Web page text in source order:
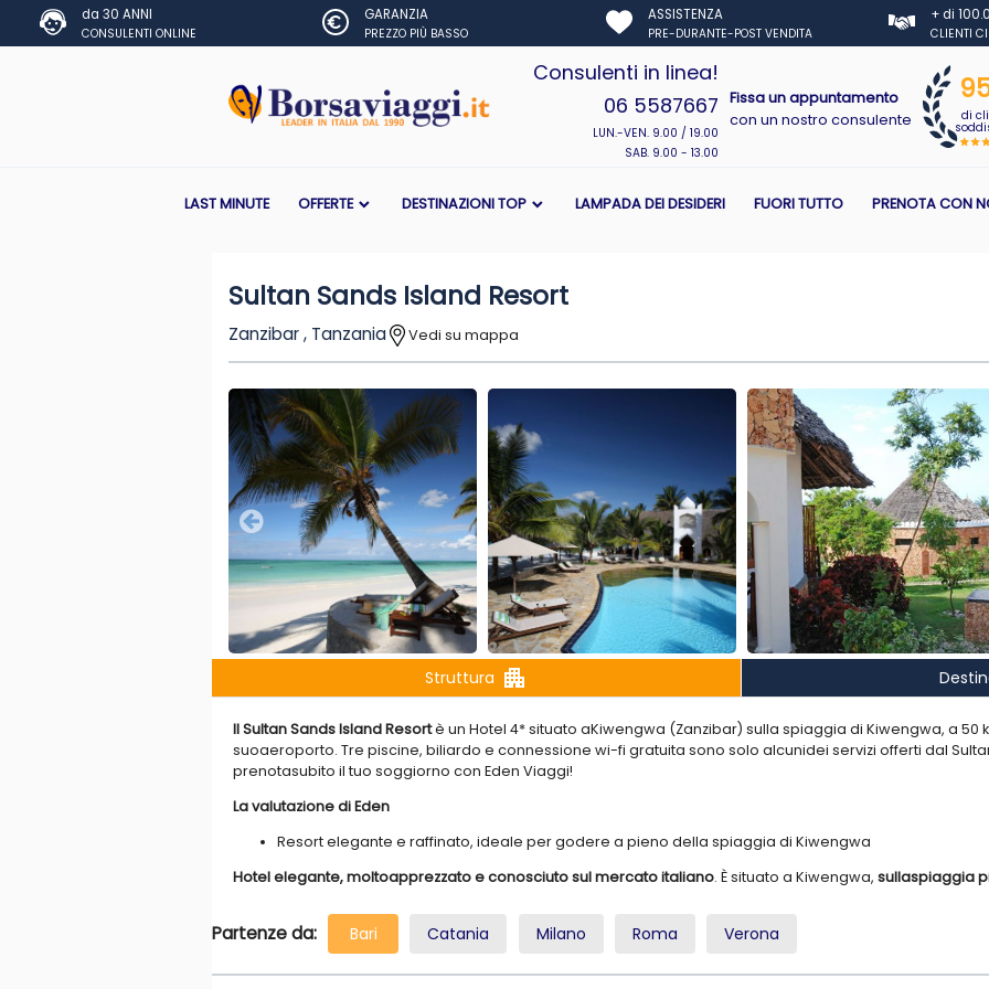
da 30 ANNI
CONSULENTI ONLINE
GARANZIA
PREZZO PIÙ BASSO
ASSISTENZA
PRE-DURANTE-POST VENDITA
+ di
CLIENTI
Consulenti in linea!
06 5587667
LUN.-VEN. 9.00 / 19.00
SAB. 9.00 - 13.00
Fissa un appuntamento
con un nostro consulente
di
LAST MINUTE OFFERTE DESTINAZIONI TOP LAMPADA DEI DESIDERI FUORI TUTTO PRENOTA CON
Sultan Sands Island Resort
Zanzibar , Tanzania Vedi su mappa
Struttura apartment
Il Sultan Sands Island Resortè un Hotel 4* situato aKiwengwa (Zanzibar) sulla spiaggia di Kiwengwa, a 50
suoaeroporto. Tre piscine, biliardo e connessione wi-fi gratuita sono solo alcunidei servizi offerti dal
prenotasubito il tuo soggiorno con Eden Viaggi!
La valutazione di Eden
Resort elegante e raffinato, ideale per godere a pieno della spiaggia di Kiwengwa
Hotel elegante, moltoapprezzato e conosciuto sul mercato italiano. È situato a Kiwengwa,sullaspiaggia
delle maree. Lo stile dell’hotel è
comfort .Novità un ristorante indianoà la cartecompleta l’offerta culinaria proposta dall’hotel.
elegante ed internazionale.
Partenze da: Bari Catania Milano Roma Verona